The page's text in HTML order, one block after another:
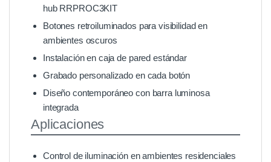
hub RRPROC3KIT
Botones retroiluminados para visibilidad en
ambientes oscuros
Instalación en caja de pared estándar
Grabado personalizado en cada botón
Diseño contemporáneo con barra luminosa
integrada
Aplicaciones
Control de iluminación en ambientes residenciales